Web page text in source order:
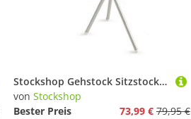
Stockshop Gehstock Sitzstock Sportseat, Fritzgriff, Sitzhöhe 54 cm, Gehhöhe 87 cm
von Stockshop
Bester Preis
73,99 € 79,95 €